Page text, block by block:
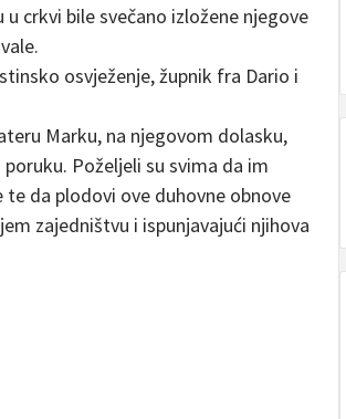
crkvi bile svečano izložene njegove
osvježenje, župnik fra Dario i
Marku, na njegovom dolasku,
Poželjeli su svima da im
da plodovi ove duhovne obnove
zajedništvu i ispunjavajući njihova